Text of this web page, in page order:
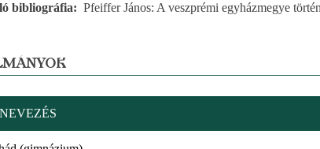
bibliográfia
Pfeiffer János: A veszprémi egyházmegye